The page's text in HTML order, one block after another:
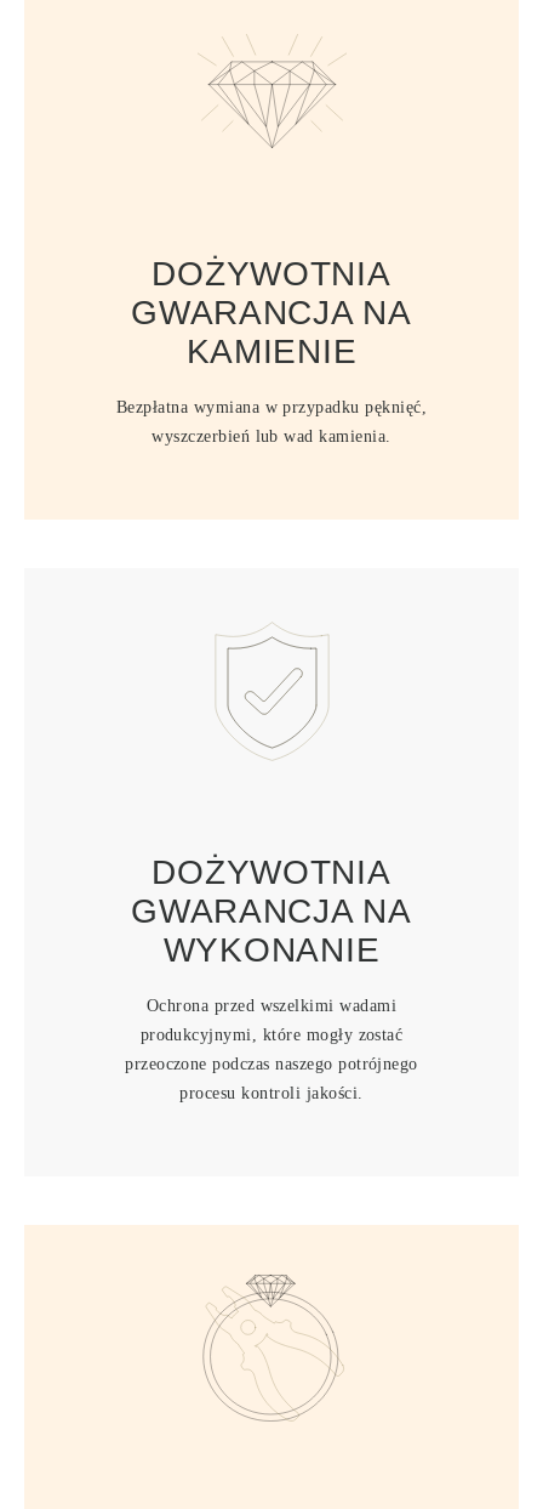
DOŻYWOTNIA
GWARANCJA NA
KAMIENIE
Bezpłatna wymiana w przypadku pęknięć,
wyszczerbień lub wad kamienia.
DOŻYWOTNIA
GWARANCJA NA
WYKONANIE
Ochrona przed wszelkimi wadami
produkcyjnymi, które mogły zostać
przeoczone podczas naszego potrójnego
procesu kontroli jakości.